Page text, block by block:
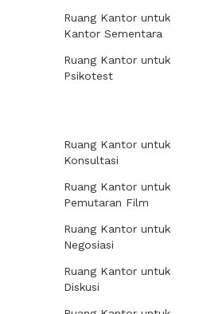
Ruang Kantor untuk
Kantor Sementara
Ruang Kantor untuk
Psikotest
Ruang Kantor untuk
Konsultasi
Ruang Kantor untuk
Pemutaran Film
Ruang Kantor untuk
Negosiasi
Ruang Kantor untuk
Diskusi